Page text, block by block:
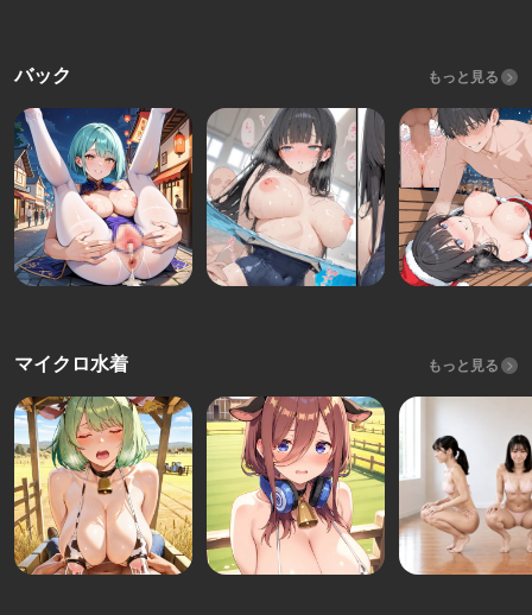
バック もっと見る
マイクロ水着 もっと見る